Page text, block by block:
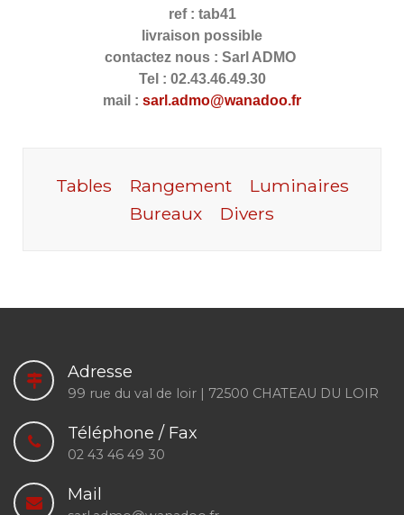
ref : tab41
livraison possible
contactez nous : Sarl ADMO
Tel : 02.43.46.49.30
mail : sarl.admo@wanadoo.fr
Tables Rangement
Luminaires
Bureaux
Divers
Adresse
99 rue du val de loir | 72500 CHATEAU DU LOIR
Téléphone / Fax
02 43 46 49 30
Mail